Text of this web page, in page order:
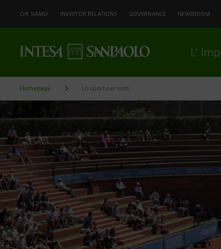
CHI SIAMO INVESTOR RELATIONS GOVERNANCE NEWSROOM
L’
Homepage Lo sport per tutti